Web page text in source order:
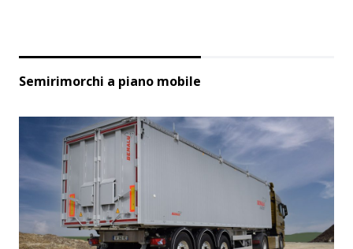
Semirimorchi a piano mobile